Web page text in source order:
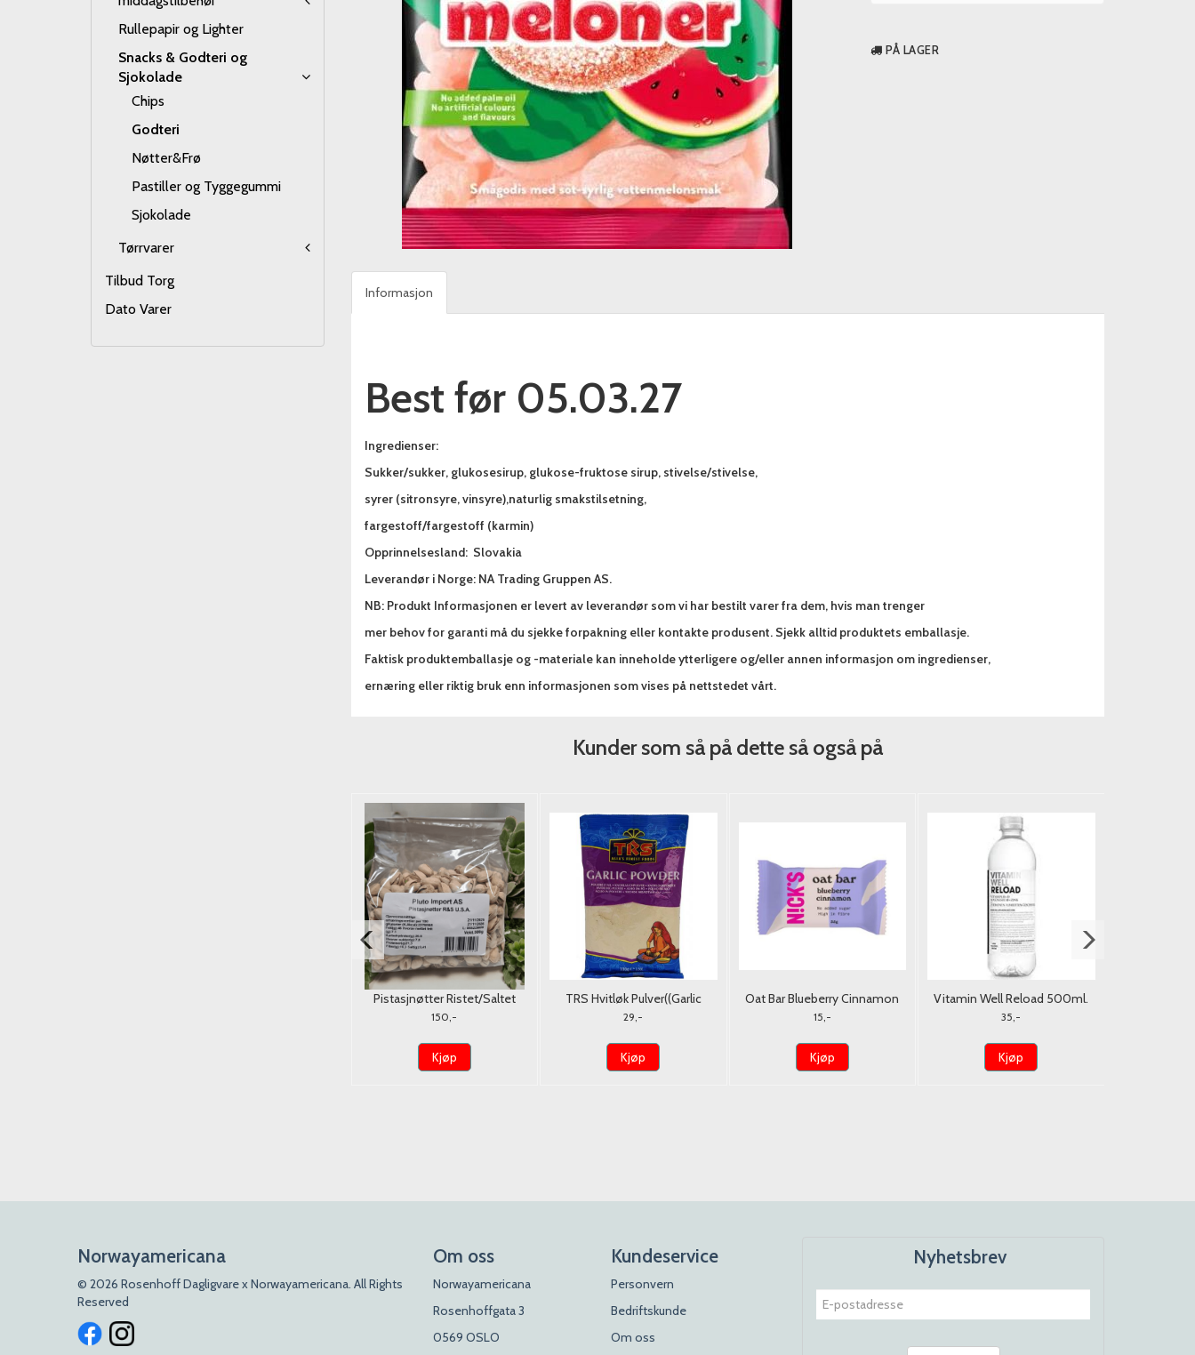
Rullepapir og Lighter
Snacks & Godteri og
Sjokolade
Chips
Godteri
Nøtter&Frø
Pastiller og Tyggegummi
Sjokolade
Tørrvarer
Tilbud Torg
Dato Varer
PÅ LAGER
Informasjon
Best før 05.03.27
Ingredienser:
Sukker/sukker, glukosesirup, glukose-fruktose sirup, stivelse/stivelse,
syrer (sitronsyre, vinsyre),naturlig smakstilsetning,
fargestoff/fargestoff (karmin)
Opprinnelsesland: Slovakia
Leverandør i Norge: NA Trading Gruppen AS.
NB: Produkt Informasjonen er levert av leverandør som vi har bestilt varer fra dem, hvis man trenger
mer behov for garanti må du sjekke forpakning eller kontakte produsent. Sjekk alltid produktets emballasje.
Faktisk produktemballasje og -materiale kan inneholde ytterligere og/eller annen informasjon om ingredienser,
ernæring eller riktig bruk enn informasjonen som vises på nettstedet vårt.
Kunder som så på dette så også på
Pistasjnøtter Ristet/Saltet
Pluto 500g.
150,-
Kjøp
TRS Hvitløk Pulver((Garlic
Powder)) 100g.
29,-
Kjøp
Oat Bar Blueberry Cinnamon
Nick's 35g.
15,-
Kjøp
Vitamin Well Reload 500ml.
m/pant 2kr.
35,-
Kjøp
Norwayamericana
© 2026 Rosenhoff Dagligvare x Norwayamericana. All Rights
Reserved
Om oss
Norwayamericana
Rosenhoffgata 3
0569 OSLO
Kundeservice
Personvern
Bedriftskunde
Om oss
Nyhetsbrev